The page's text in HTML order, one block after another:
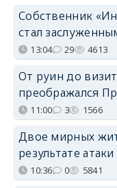
Собственник
стал
13:04 29 4613
От руин до
преображался
11:00 3 1566
Двое мирных
результате
10:36 0 5841